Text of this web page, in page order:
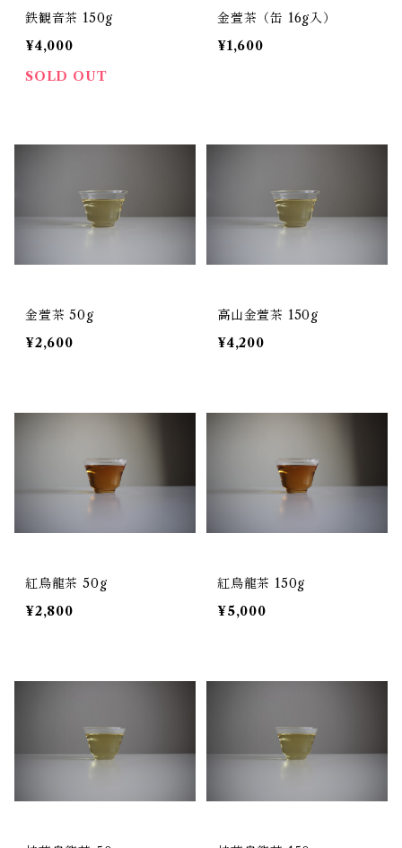
鉄観音茶 150g
¥4,000
SOLD OUT
金萱茶（缶 16g入）
¥1,600
金萱茶 50g
¥2,600
高山金萱茶 150g
¥4,200
紅烏龍茶 50g
¥2,800
紅烏龍茶 150g
¥5,000